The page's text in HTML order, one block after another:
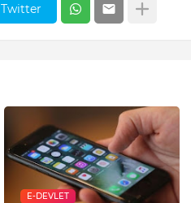
Twitter
E-DEVLET